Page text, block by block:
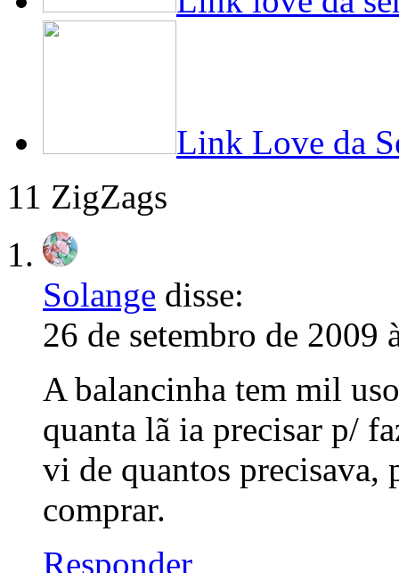
Link Love da
11 ZigZags
Solange disse:
26 de setembro de 2009
A balancinha tem mil
quanta lã ia precisar p/
vi de quantos precisava,
comprar.
Responder